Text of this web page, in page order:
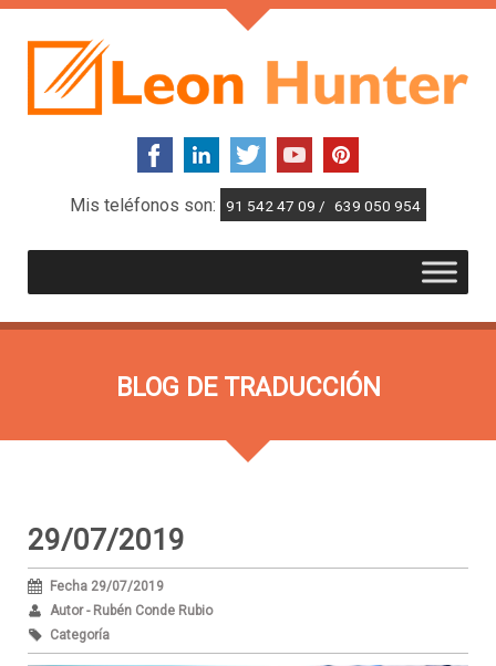
Mis teléfonos son: 91 542 47 09 / 639 050 954
BLOG DE TRADUCCIÓN
29/07/2019
Fecha 29/07/2019
Autor - Rubén Conde Rubio
Categoría